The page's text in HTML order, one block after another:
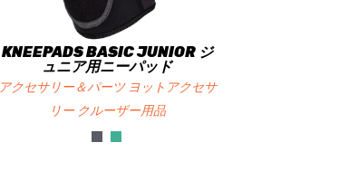
KNEEPADS BASIC JUNIOR ジ
ュニア用ニーパッド
アクセサリー＆パーツ ヨットアクセサ
リー クルーザー用品